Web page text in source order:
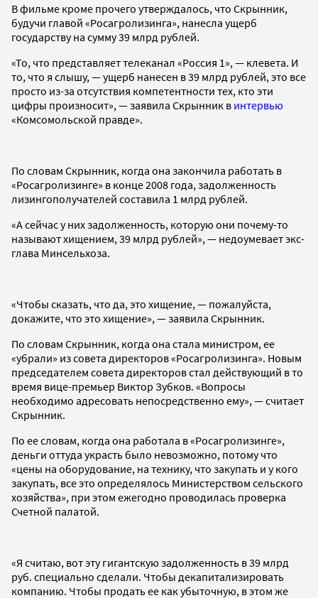
В фильме кроме прочего утверждалось, что Скрынник,
будучи главой «Росагролизинга», нанесла ущерб
государству на сумму 39 млрд рублей.
«То, что представляет телеканал «Россия 1», — клевета. И
то, что я слышу, — ущерб нанесен в 39 млрд рублей, это все
просто из-за отсутствия компетентности тех, кто эти
цифры произносит», — заявила Скрынник в интервью
«Комсомольской правде».
По словам Скрынник, когда она закончила работать в
«Росагролизинге» в конце 2008 года, задолженность
лизингополучателей составила 1 млрд рублей.
«А сейчас у них задолженность, которую они почему-то
называют хищением, 39 млрд рублей», — недоумевает экс-
глава Минсельхоза.
«Чтобы сказать, что да, это хищение, — пожалуйста,
докажите, что это хищение», — заявила Скрынник.
По словам Скрынник, когда она стала министром, ее
«убрали» из совета директоров «Росагролизинга». Новым
председателем совета директоров стал действующий в то
время вице-премьер Виктор Зубков. «Вопросы
необходимо адресовать непосредственно ему», — считает
Скрынник.
По ее словам, когда она работала в «Росагролизинге»,
деньги оттуда украсть было невозможно, потому что
«цены на оборудование, на технику, что закупать и у кого
закупать, все это определялось Министерством сельского
хозяйства», при этом ежегодно проводилась проверка
Счетной палатой.
«Я считаю, вот эту гигантскую задолженность в 39 млрд
руб. специально сделали. Чтобы декапитализировать
компанию. Чтобы продать ее как убыточную, в этом же